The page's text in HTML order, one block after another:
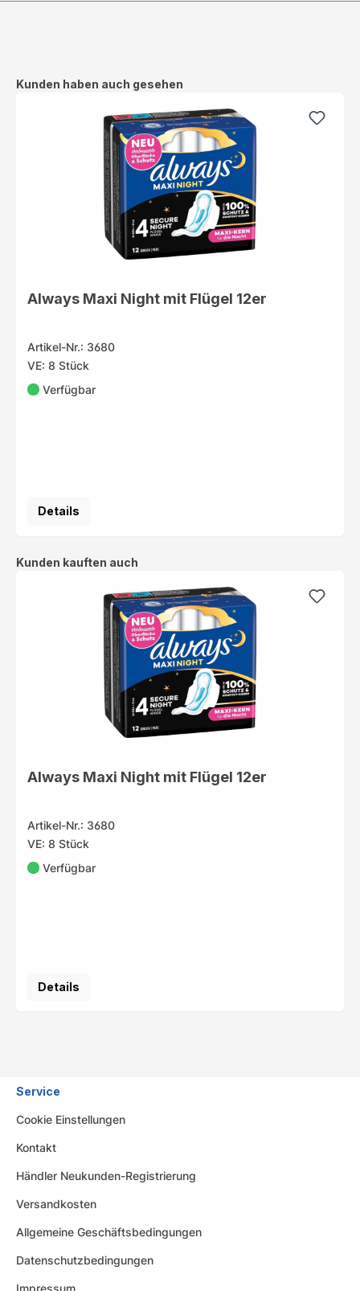
Produktgalerie überspringen
Kunden haben auch gesehen
Always Maxi Night mit Flügel 12er
Artikel-Nr.: 3680
VE: 8 Stück
Verfügbar
Details
Produktgalerie überspringen
Kunden kauften auch
Always Maxi Night mit Flügel 12er
Artikel-Nr.: 3680
VE: 8 Stück
Verfügbar
Details
Service
Cookie Einstellungen
Kontakt
Händler Neukunden-Registrierung
Versandkosten
Allgemeine Geschäftsbedingungen
Datenschutzbedingungen